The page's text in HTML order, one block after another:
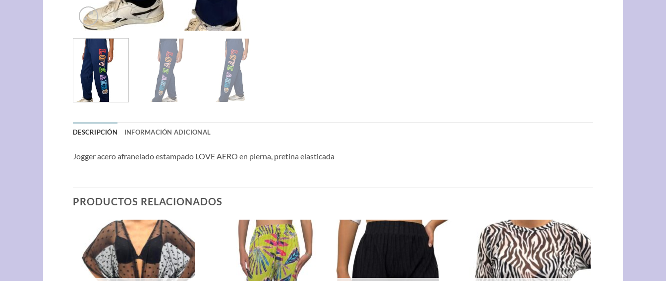
DESCRIPCIÓN INFORMACIÓN ADICIONAL
Jogger acero afranelado estampado LOVE AERO en pierna, pretina elasticada
PRODUCTOS RELACIONADOS